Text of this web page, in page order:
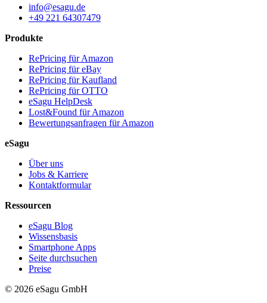
info@esagu.de
+49 221 64307479
Produkte
RePricing für Amazon
RePricing für eBay
RePricing für Kaufland
RePricing für OTTO
eSagu HelpDesk
Lost&Found für Amazon
Bewertungsanfragen für Amazon
eSagu
Über uns
Jobs & Karriere
Kontaktformular
Ressourcen
eSagu Blog
Wissensbasis
Smartphone Apps
Seite durchsuchen
Preise
© 2026 eSagu GmbH